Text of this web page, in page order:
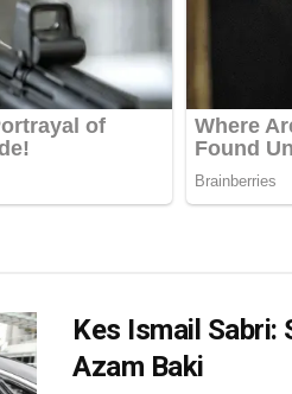
Kes Ismail
Azam Baki